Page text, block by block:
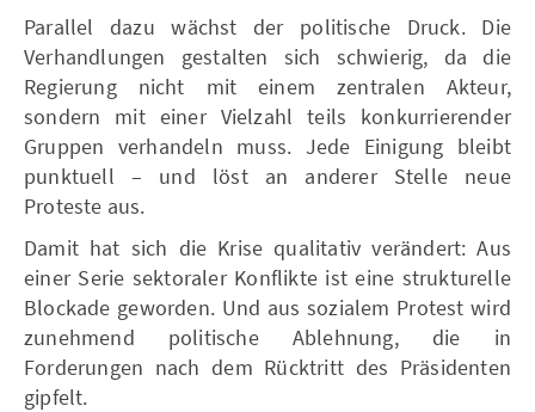
Parallel dazu wächst der politische Druck. Die
Verhandlungen gestalten sich schwierig, da die
Regierung nicht mit einem zentralen Akteur,
sondern mit einer Vielzahl teils konkurrierender
Gruppen verhandeln muss. Jede Einigung bleibt
punktuell – und löst an anderer Stelle neue
Proteste aus.
Damit hat sich die Krise qualitativ verändert: Aus
einer Serie sektoraler Konflikte ist eine strukturelle
Blockade geworden. Und aus sozialem Protest wird
zunehmend politische Ablehnung, die in
Forderungen nach dem Rücktritt des Präsidenten
gipfelt.